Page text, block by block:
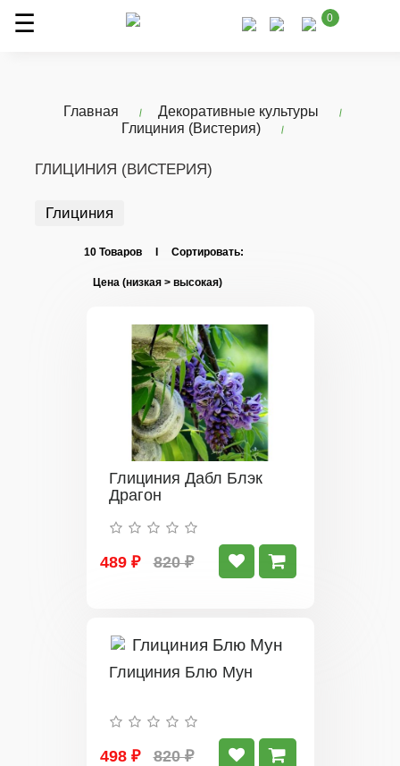
0
Главная
Декоративные культуры
Глициния (Вистерия)
ГЛИЦИНИЯ (ВИСТЕРИЯ)
Глициния
10 Товаров I Сортировать:
Глициния Дабл Блэк
Драгон
489 ₽ 820 ₽
Глициния Блю Мун
498 ₽ 820 ₽